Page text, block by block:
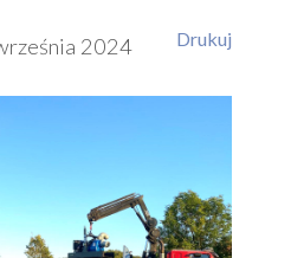
Drukuj
2024